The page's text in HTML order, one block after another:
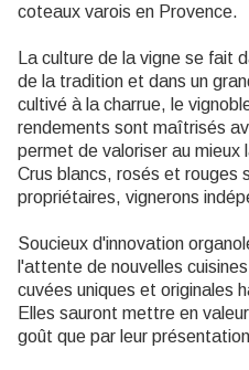
coteaux varois en Provence.
La culture de la vigne se fait
de la tradition et dans un
cultivé à la charrue, le
rendements sont maîtrisés
permet de valoriser au mieux
Crus blancs, rosés et rouges
propriétaires, vignerons
Soucieux d'innovation
l'attente de nouvelles
cuvées uniques et originales
Elles sauront mettre en
goût que par leur